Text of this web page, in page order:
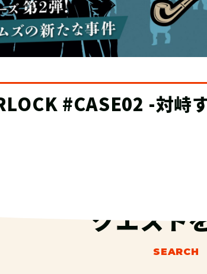
クエスト
SEARCH